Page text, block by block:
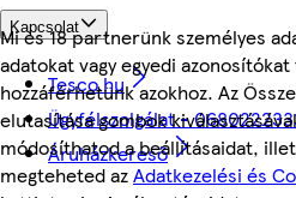
Mi és 18 partnerünk személyes
adatokat vagy egyedi
hozzáférhetünk azokhoz. Az
elutasítása gombok
módosíthatod a beállításaidat,
megteheted azAdatkezelési és
Kapcsolat
Tesco.hu
Ügyfélszolgálat -
Áruházkereső